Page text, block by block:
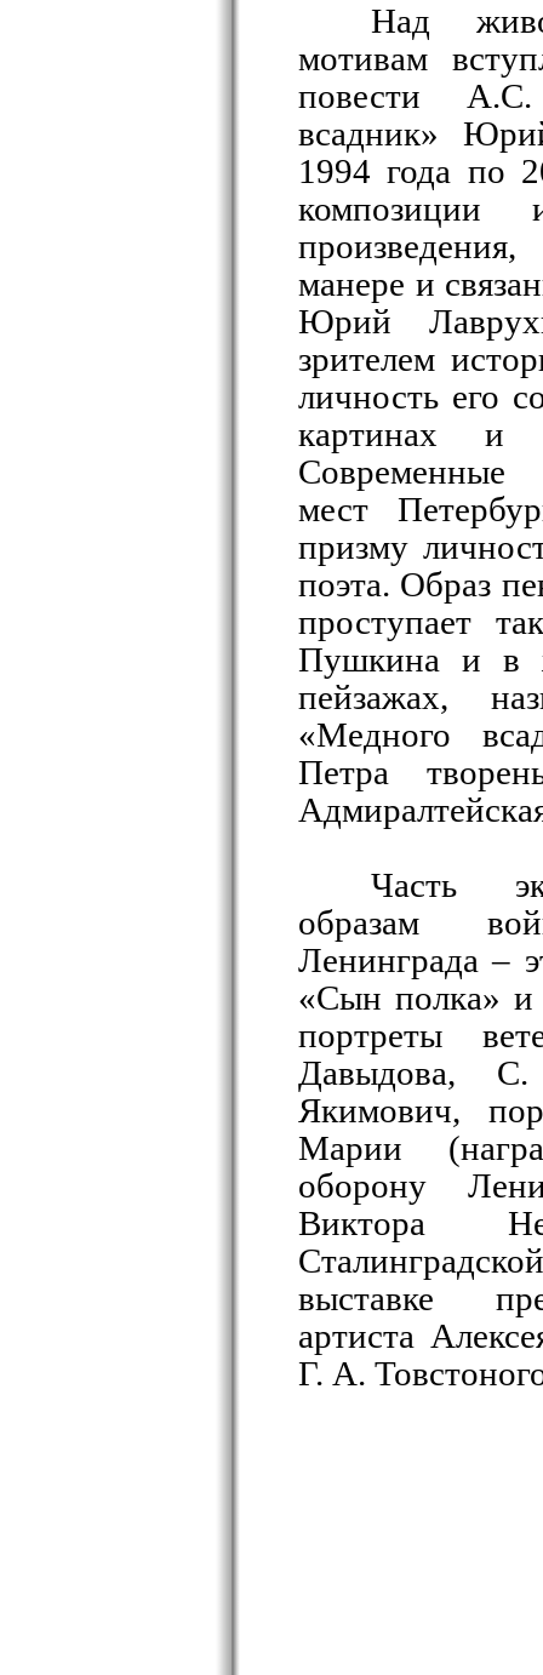
Над
мотивам
повести
всадник»
1994 года по
манере и
Юрий
зрителем
личность его
картинах и
мест
призму
поэта. Образ
проступает
Пушкина и в
пейзажах,
«Медного
Петра
Часть
образам
Ленинграда –
«Сын полка» и
портреты
Давыдова,
Якимович,
Марии
оборону
Виктора
выставке
артиста
Г. А.